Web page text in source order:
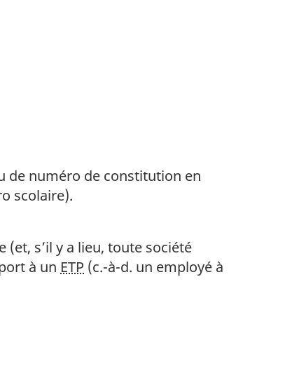
de numéro de constitution en
scolaire).
s’il y a lieu, toute société
à un ETP (c.-à-d. un employé à